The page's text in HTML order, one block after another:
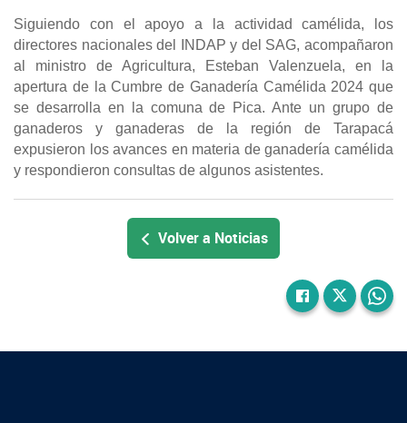
Siguiendo con el apoyo a la actividad camélida, los
directores nacionales del INDAP y del SAG, acompañaron
al ministro de Agricultura, Esteban Valenzuela, en la
apertura de la Cumbre de Ganadería Camélida 2024 que
se desarrolla en la comuna de Pica. Ante un grupo de
ganaderos y ganaderas de la región de Tarapacá
expusieron los avances en materia de ganadería camélida
y respondieron consultas de algunos asistentes.
Volver a Noticias